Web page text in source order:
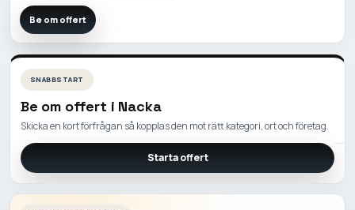
Be om offert
SNABBSTART
Be om offert i Nacka
Skicka en kort förfrågan så kopplas den mot rätt kategori, ort och företag.
Starta offert